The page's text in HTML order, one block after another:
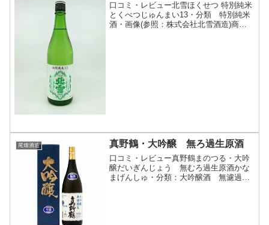
口コミ・レビュー北雪ほくせつ 特別純米
とくべつじゅんまい13・分類 特別純米
酒・画像(参照：株式会社北雪酒造)商品
尾畑酒造 真野鶴・大吟醸 無ろ過生原酒
口コミ・レビュー真野鶴まのつる・大吟
醸だいぎんじょう 無むろ過生原酒かな
まげんしゅ・分類：大吟醸酒 無濾過